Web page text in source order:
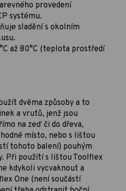
provedení
systému.
sladění s okolním
až 80°C (teplota prostředí
dvěma způsoby a to
a vrutů, jenž jsou
na zeď či do dřeva,
místo, nebo s lištou
tohoto balení) pouhým
Při použítí s lištou Toolflex
kdykoli vycvaknout a
One (není součástí